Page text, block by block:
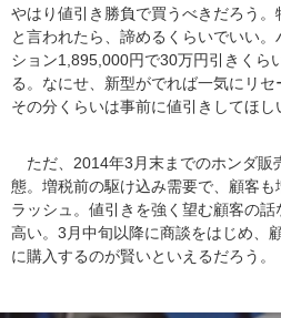
やはり値引き勝負で買うべきだろう
と言われたら、諦めるくらいでいい
ション1,895,000円で30万円引きくら
る。なにせ、新型がでれば一気にリセ
その分くらいは事前に値引きしてほし
ただ、2014年3月末までのホンダ販
態。増税前の駆け込み需要で、顧客
ラッシュ。値引きを強く望む顧客の
高い。3月中旬以降に商談をはじめ、
に購入するのが賢いといえるだろう。